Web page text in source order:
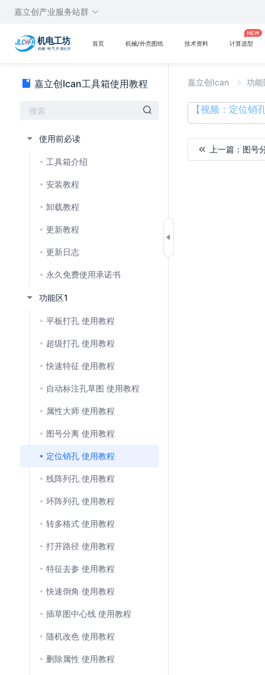
嘉立创产业服务站群
首页 机械/外壳图纸 技术资料 计算选型
嘉立创Ican工具箱使用教程
使用前必读
工具箱介绍
安装教程
卸载教程
更新教程
更新日志
永久免费使用承诺书
功能区1
平板打孔 使用教程
超级打孔 使用教程
快速特征 使用教程
自动标注孔草图 使用教程
属性大师 使用教程
图号分离 使用教程
定位销孔 使用教程
线阵列孔 使用教程
环阵列孔 使用教程
转多格式 使用教程
打开路径 使用教程
特征去参 使用教程
快速倒角 使用教程
插草图中心线 使用教程
随机改色 使用教程
删除属性 使用教程
嘉立创Ican 功
【视频：定位销
上一篇： 图号